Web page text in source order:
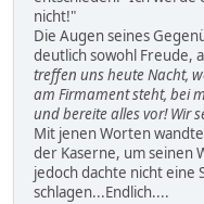
nicht!"
Die Augen seines
deutlich sowohl Freude,
treffen uns heute Nacht,
am Firmament steht, bei
und bereite alles vor! Wir
Mit jenen Worten
der Kaserne, um seinen
jedoch dachte nicht eine
schlagen...Endlich....